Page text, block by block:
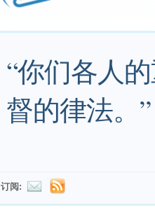
“你们各人
督的律法。”
订阅: